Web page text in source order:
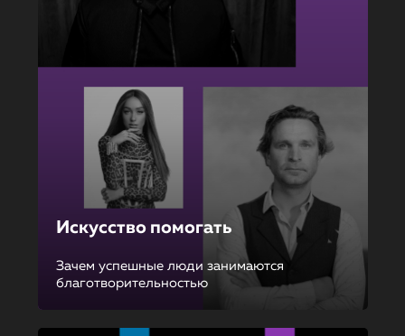
Искусство помогать
Зачем успешные люди занимаются
благотворительностью